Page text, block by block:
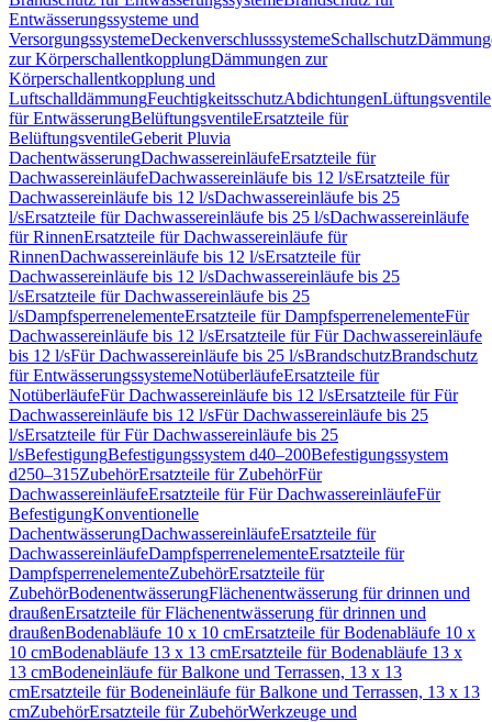
Entwässerungssysteme und
VersorgungssystemeDeckenverschlusssystemeSchallschutz
zur KörperschallentkopplungDämmungen zur
Körperschallentkopplung und
LuftschalldämmungFeuchtigkeitsschutzAbdichtungenLüftungsventile
für EntwässerungBelüftungsventileErsatzteile für
BelüftungsventileGeberit Pluvia
DachentwässerungDachwassereinläufeErsatzteile für
DachwassereinläufeDachwassereinläufe bis 12 l/sErsatzteile für
Dachwassereinläufe bis 12 l/sDachwassereinläufe bis 25
l/sErsatzteile für Dachwassereinläufe bis 25 l/sDachwassereinläufe
für RinnenErsatzteile für Dachwassereinläufe für
RinnenDachwassereinläufe bis 12 l/sErsatzteile für
Dachwassereinläufe bis 12 l/sDachwassereinläufe bis 25
l/sErsatzteile für Dachwassereinläufe bis 25
l/sDampfsperrenelementeErsatzteile für DampfsperrenelementeFür
Dachwassereinläufe bis 12 l/sErsatzteile für Für Dachwassereinläufe
bis 12 l/sFür Dachwassereinläufe bis 25 l/sBrandschutzBrandschutz
für EntwässerungssystemeNotüberläufeErsatzteile für
NotüberläufeFür Dachwassereinläufe bis 12 l/sErsatzteile für Für
Dachwassereinläufe bis 12 l/sFür Dachwassereinläufe bis 25
l/sErsatzteile für Für Dachwassereinläufe bis 25
l/sBefestigungBefestigungssystem d40–200Befestigungssystem
d250–315ZubehörErsatzteile für ZubehörFür
DachwassereinläufeErsatzteile für Für DachwassereinläufeFür
BefestigungKonventionelle
DachentwässerungDachwassereinläufeErsatzteile für
DachwassereinläufeDampfsperrenelementeErsatzteile für
DampfsperrenelementeZubehörErsatzteile für
ZubehörBodenentwässerungFlächenentwässerung für drinnen und
draußenErsatzteile für Flächenentwässerung für drinnen und
draußenBodenabläufe 10 x 10 cmErsatzteile für Bodenabläufe 10 x
10 cmBodenabläufe 13 x 13 cmErsatzteile für Bodenabläufe 13 x
13 cmBodeneinläufe für Balkone und Terrassen, 13 x 13
cmErsatzteile für Bodeneinläufe für Balkone und Terrassen, 13 x 13
cmZubehörErsatzteile für ZubehörWerkzeuge und